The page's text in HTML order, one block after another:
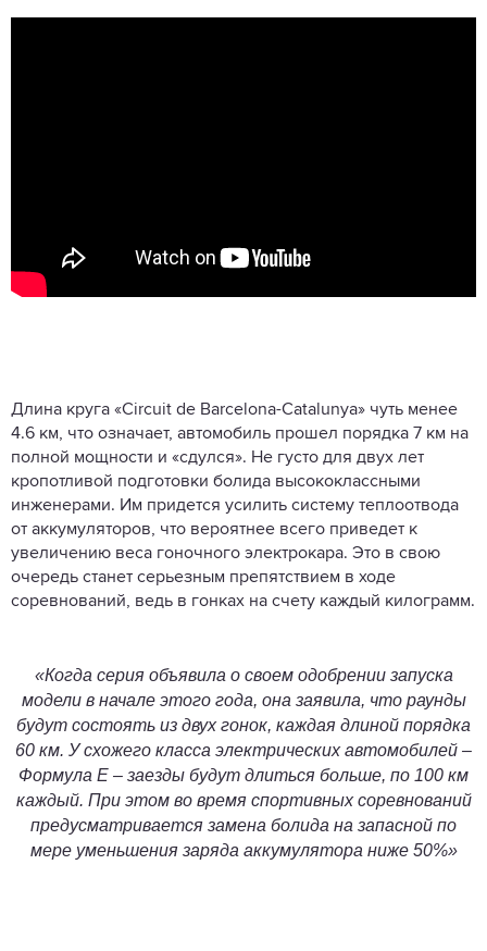
Длина круга «Circuit de Barcelona-Catalunya» чуть менее
4.6 км, что означает, автомобиль прошел порядка 7 км на
полной мощности и «сдулся». Не густо для двух лет
кропотливой подготовки болида высококлассными
инженерами. Им придется усилить систему теплоотвода
от аккумуляторов, что вероятнее всего приведет к
увеличению веса гоночного электрокара. Это в свою
очередь станет серьезным препятствием в ходе
соревнований, ведь в гонках на счету каждый килограмм.
«Когда серия объявила о своем одобрении запуска
модели в начале этого года, она заявила, что раунды
будут состоять из двух гонок, каждая длиной порядка
60 км. У схожего класса электрических автомобилей –
Формула E – заезды будут длиться больше, по 100 км
каждый. При этом во время спортивных соревнований
предусматривается замена болида на запасной по
мере уменьшения заряда аккумулятора ниже 50%»